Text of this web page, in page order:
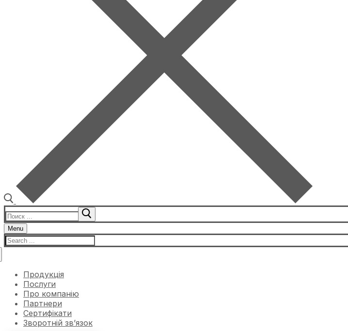
Menu
Продукція
Послуги
Про компанію
Партнери
Сертифікати
Зворотній зв’язок